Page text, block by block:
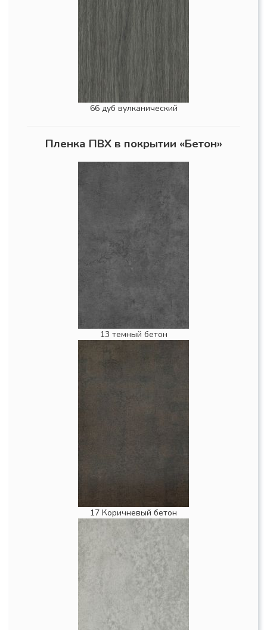
66 дуб вулканический
Пленка ПВХ в покрытии «Бетон»
13 темный бетон
17 Коричневый бетон